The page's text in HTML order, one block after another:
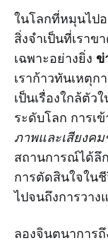
ในโลกที่หมุนไป
สิ่งจำเป็นที่เราข
เฉพาะอย่างยิ่ง ข่
เราก้าวทันเหตุ
เป็นเรื่องใกล้ตั
ระดับโลก การเ
ภาพและเสียงค
สถานการณ์ได้ลึ
การตัดสินใจใน
ไปจนถึงการวาง
ลองจินตนาการ